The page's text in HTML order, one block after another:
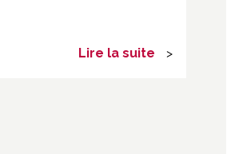
Lire la suite >